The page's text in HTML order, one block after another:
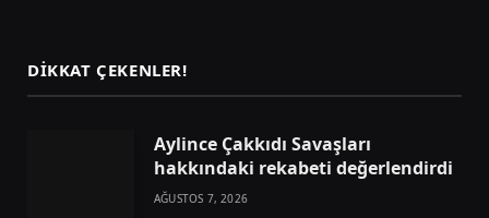
DIKKAT ÇEKENLER!
Aylince Çakkıdı Savaşları
hakkındaki rekabeti değerlendirdi
AĞUSTOS 7, 2026